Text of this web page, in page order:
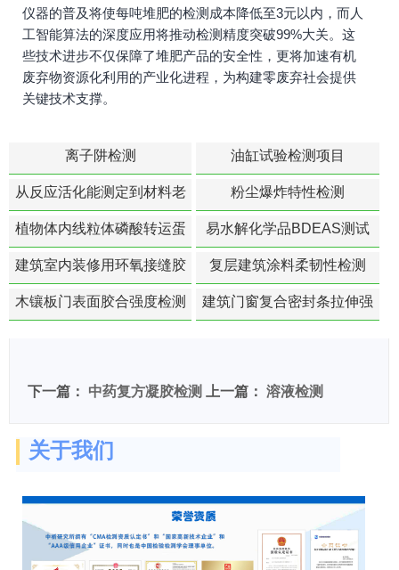
仪器的普及将使每吨堆肥的检测成本降低至3元以内，而人
工智能算法的深度应用将推动检测精度突破99%大关。这
些技术进步不仅保障了堆肥产品的安全性，更将加速有机
废弃物资源化利用的产业化进程，为构建零废弃社会提供
关键技术支撑。
离子阱检测 油缸试验检测项目
从反应活化能测定到材料老
化寿命预测的经典模型
粉尘爆炸特性检测
植物体内线粒体磷酸转运蛋
白活性检测
易水解化学品BDEAS测试
建筑室内装修用环氧接缝胶
苯含量检测
复层建筑涂料柔韧性检测
木镶板门表面胶合强度检测
建筑门窗复合密封条拉伸强
下一篇： 中药复方凝胶检测 上一篇： 溶液检测
关于我们